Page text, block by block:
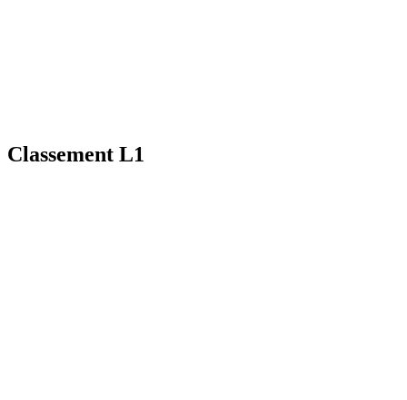
Classement L1